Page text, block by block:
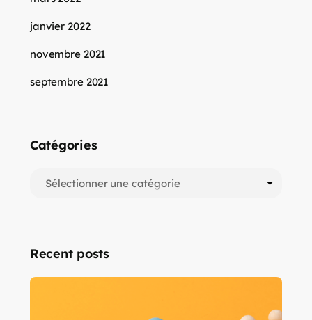
janvier 2022
novembre 2021
septembre 2021
Catégories
Recent posts